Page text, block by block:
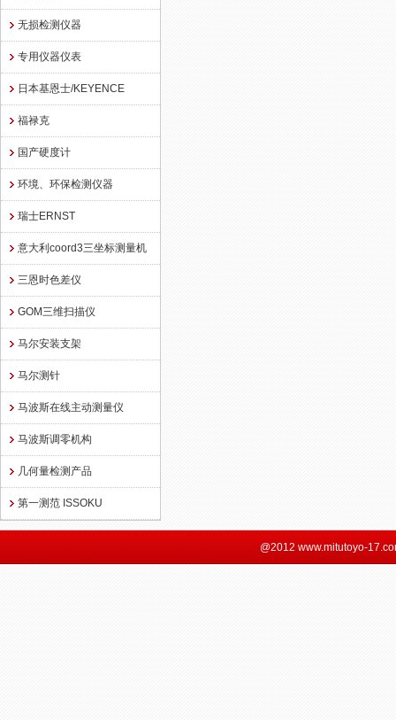
无损检测仪器
专用仪器仪表
日本基恩士/KEYENCE
福禄克
国产硬度计
环境、环保检测仪器
瑞士ERNST
意大利coord3三坐标测量机
三恩时色差仪
GOM三维扫描仪
马尔安装支架
马尔测针
马波斯在线主动测量仪
马波斯调零机构
几何量检测产品
第一测范 ISSOKU
@2012 www.mitutoyo-